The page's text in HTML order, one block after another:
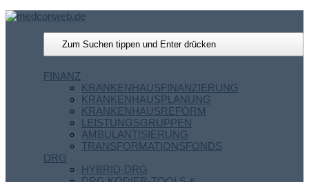
FINANZ
KRANKENHAUSFINANZIERUNG
KRANKENHAUSPLANUNG
KRANKENHAUSREFORM
LEISTUNGSGRUPPEN
AMBULANTISIERUNG
TRANSFORMATIONSFONDS
DRG
HYBRID-DRG